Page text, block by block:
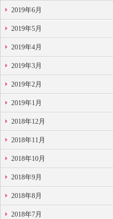
2019年6月
2019年5月
2019年4月
2019年3月
2019年2月
2019年1月
2018年12月
2018年11月
2018年10月
2018年9月
2018年8月
2018年7月